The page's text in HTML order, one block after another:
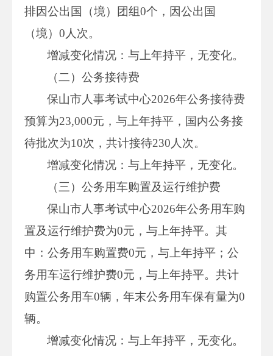
排因公出国（境）团组0个，因公出国
（境）0人次。
增减变化情况：与上年持平，无变化。
（二）公务接待费
保山市人事考试中心2026年公务接待费
预算为23,000元，与上年持平，国内公务接
待批次为10次，共计接待230人次。
增减变化情况：与上年持平，无变化。
（三）公务用车购置及运行维护费
保山市人事考试中心2026年公务用车购
置及运行维护费为0元，与上年持平。其
中：公务用车购置费0元，与上年持平；公
务用车运行维护费0元，与上年持平。共计
购置公务用车0辆，年末公务用车保有量为0
辆。
增减变化情况：与上年持平，无变化。